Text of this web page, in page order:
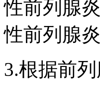
性前列腺
性前列腺
3.根据前